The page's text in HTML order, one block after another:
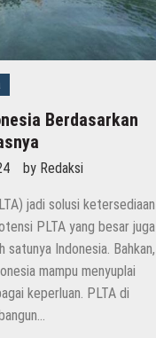
Berdasarkan
by Redaksi
jadi solusi ketersediaan
PLTA yang besar juga
satunya Indonesia. Bahkan,
mampu menyuplai
keperluan. PLTA di